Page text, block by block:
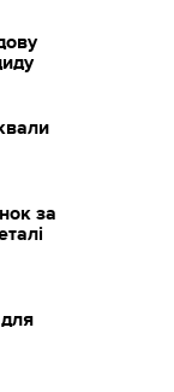
за